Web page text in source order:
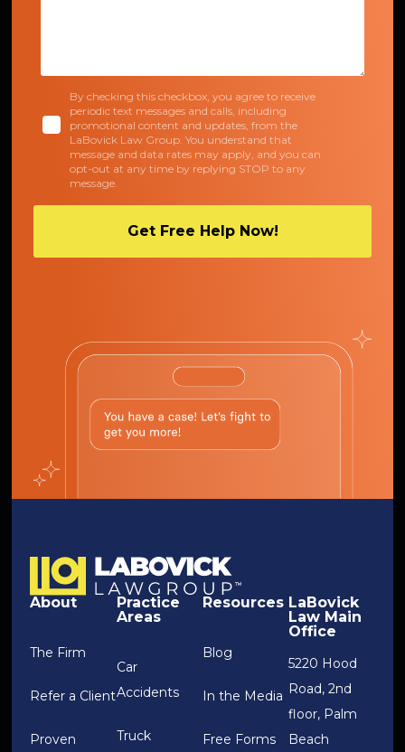
By checking this checkbox, you agree to receive
periodic text messages and calls, including
promotional content and updates, from the
LaBovick Law Group. You understand that
message and data rates may apply, and you can
opt-out at any time by replying STOP to any
message.
About
The Firm
Refer a Client
Proven
Practice
Areas
Car
Accidents
Truck
Resources
Blog
In the Media
Free Forms
LaBovick
Law Main
Office
5220 Hood
Road, 2nd
floor, Palm
Beach